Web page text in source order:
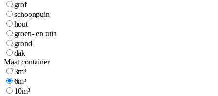
grof
schoonpuin
hout
groen- en tuin
grond
dak
Maat container
3m³
6m³
10m³